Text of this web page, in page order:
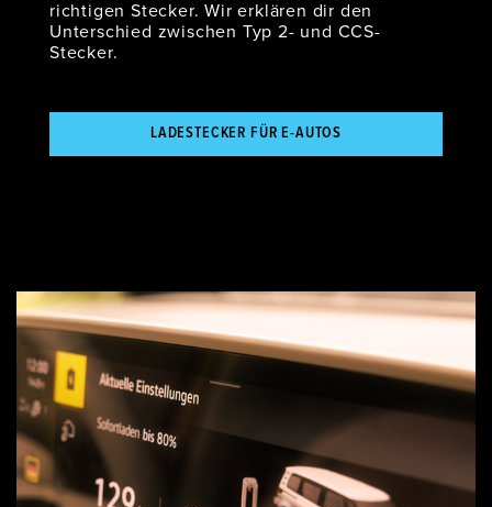
richtigen Stecker. Wir erklären dir den
Unterschied zwischen Typ 2- und CCS-
Stecker.
LADESTECKER FÜR E-AUTOS